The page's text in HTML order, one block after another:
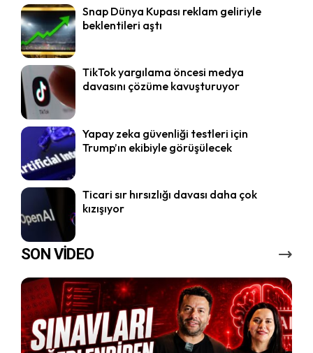
Snap Dünya Kupası reklam geliriyle
beklentileri aştı
TikTok yargılama öncesi medya
davasını çözüme kavuşturuyor
Yapay zeka güvenliği testleri için
Trump’ın ekibiyle görüşülecek
Ticari sır hırsızlığı davası daha çok
kızışıyor
SON VİDEO